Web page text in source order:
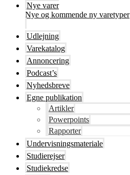
Nye varer
Nye og kommende ny varetyper
Udlejning
Varekatalog
Annoncering
Podcast’s
Nyhedsbreve
Egne publikation
Artikler
Powerpoints
Rapporter
Undervisningsmateriale
Studierejser
Studiekredse